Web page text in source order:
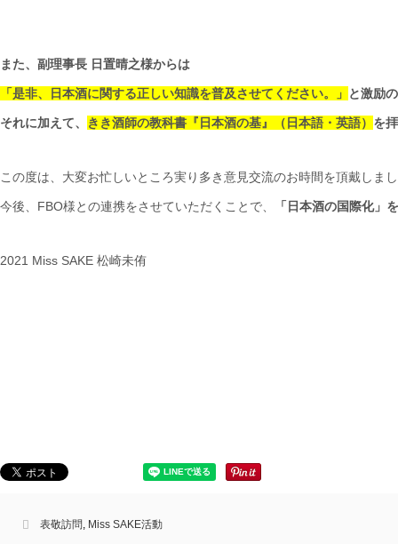
また、副理事長 日置晴之様からは
「是非、日本酒に関する正しい知識を普及させてください。」 と激励
それに加えて、 きき酒師の教科書『日本酒の基』（日本語・英語） を
この度は、大変お忙しいところ実り多き意見交流のお時間を頂戴しま
今後、FBO様との連携をさせていただくことで、 「日本酒の国際化」
2021 Miss SAKE 松崎未侑
表敬訪問, Miss SAKE活動